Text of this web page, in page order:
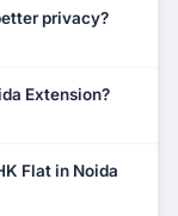
privacy?
Extension?
Flat in Noida